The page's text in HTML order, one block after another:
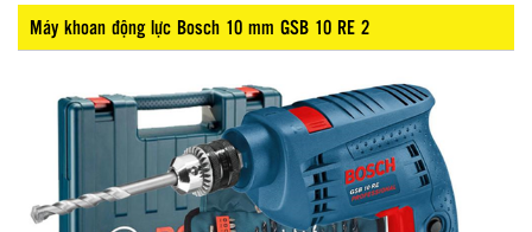
Máy khoan động lực Bosch 10 mm GSB 10 RE 2